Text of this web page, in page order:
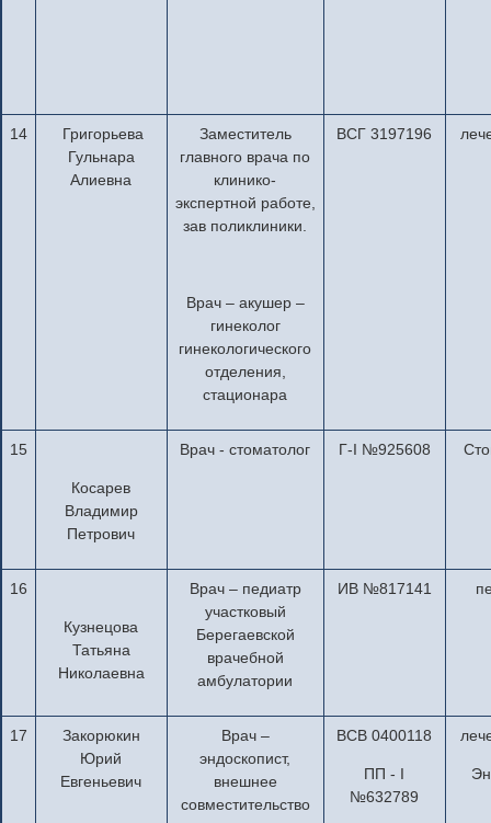
14
Григорьева
Гульнара
Алиевна
Заместитель
главного врача по
клинико-
экспертной работе,
зав поликлиники.
Врач – акушер –
гинеколог
гинекологического
отделения,
стационара
ВСГ 3197196
15
Косарев
Владимир
Петрович
Врач - стоматолог Г-I №925608
16
Кузнецова
Татьяна
Николаевна
Врач – педиатр
участковый
Берегаевской
врачебной
амбулатории
ИВ №817141
17
Закорюкин
Юрий
Евгеньевич
Врач –
эндоскопист,
внешнее
совместительство
ВСВ 0400118
ПП - I
№632789